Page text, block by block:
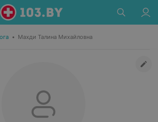
• Махди Талина Михайловна